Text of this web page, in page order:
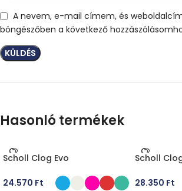
A nevem, e-mail címem, és
böngészőben a következő
Hasonló termékek
Scholl Clog Evo
24.570 Ft
Scholl
28.350 Ft